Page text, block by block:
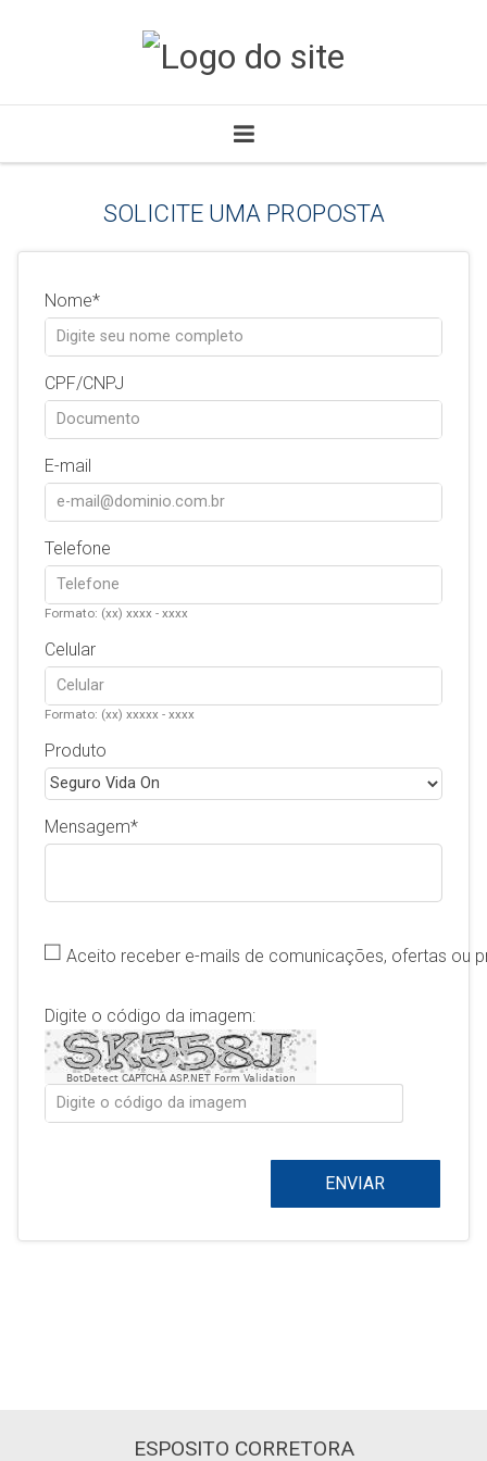
SOLICITE UMA PROPOSTA
Nome
CPF/CNPJ
E-mail
Telefone
Formato: (xx) xxxx - xxxx
Celular
Formato: (xx) xxxxx - xxxx
Produto
Mensagem
Aceito receber e-mails de comunicações, ofertas ou
Digite o código da imagem:
BotDetect CAPTCHA ASP.NET Form Validation
ENVIAR
ESPOSITO CORRETORA